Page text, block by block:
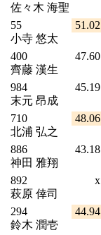
佐々木 海聖
55
小寺 悠太
51.02
400
齊藤 漢生
47.60
984
末元 昂成
45.19
710
北浦 弘之
48.06
886
神田 雅翔
43.18
892
萩原 倖司
x
294
鈴木 潤壱
44.94